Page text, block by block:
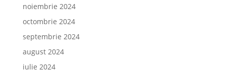
noiembrie 2024
octombrie 2024
septembrie 2024
august 2024
iulie 2024